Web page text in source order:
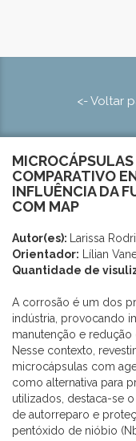
<- Voltar
COMPARATIVO
INFLUÊNCIA DA
COM MAP
Autor(es):
Larissa
Orientador: Lílian
Quantidade de
A corrosão é um dos
indústria, provocando
manutenção e
Nesse contexto,
microcápsulas com
como alternativa para
utilizados, destaca-se
de autorreparo e
pentóxido de nióbio